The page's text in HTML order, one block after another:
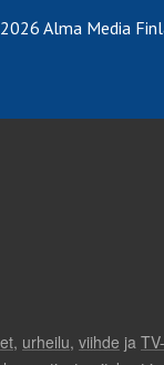
Alma Media